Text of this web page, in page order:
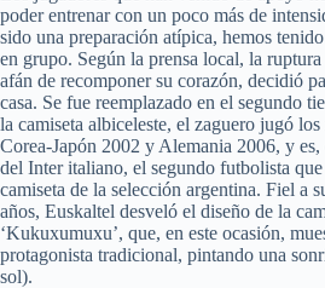
poder entrenar con un poco más de
sido una preparación atípica, hemos
en grupo. Según la prensa local, la
afán de recomponer su corazón, decidió
casa. Se fue reemplazado en el segundo
la camiseta albiceleste, el zaguero jugó
Corea-Japón 2002 y Alemania 2006, y es,
del Inter italiano, el segundo futbolista
camiseta de la selección argentina. Fiel a
años, Euskaltel desveló el diseño de la
‘Kukuxumuxu’, que, en este ocasión,
protagonista tradicional, pintando una
sol).